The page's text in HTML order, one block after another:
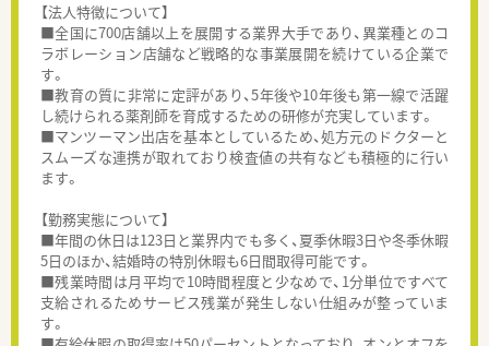
【法人特徴について】
■全国に700店舗以上を展開する業界大手であり、異業種とのコ
ラボレーション店舗など戦略的な事業展開を続けている企業で
す。
■教育の質に非常に定評があり、5年後や10年後も第一線で活躍
し続けられる薬剤師を育成するための研修が充実しています。
■マンツーマン出店を基本としているため、処方元のドクターと
スムーズな連携が取れており検査値の共有なども積極的に行い
ます。
【勤務実態について】
■年間の休日は123日と業界内でも多く、夏季休暇3日や冬季休暇
5日のほか、結婚時の特別休暇も6日間取得可能です。
■残業時間は月平均で10時間程度と少なめで、1分単位ですべて
支給されるためサービス残業が発生しない仕組みが整っていま
す。